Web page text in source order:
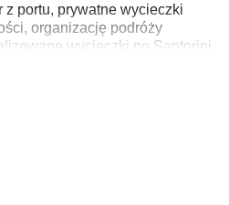
z portu, prywatne wycieczki
organizację podróży
wycieczki po Santorini.